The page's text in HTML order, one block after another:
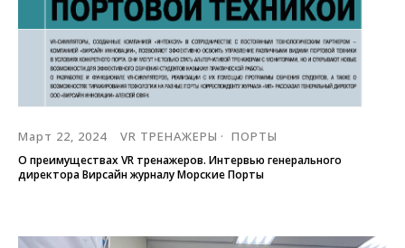
Март 22, 2024 VR ТРЕНАЖЕРЫ ПОРТЫ
О преимуществах VR тренажеров. Интервью генерального
директора Вирсайн журналу Морские Порты